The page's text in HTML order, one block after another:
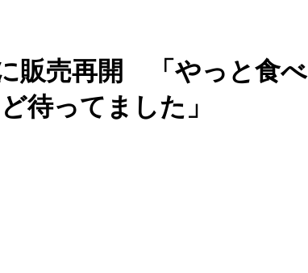
販売再開 「やっと食べ
待ってました」